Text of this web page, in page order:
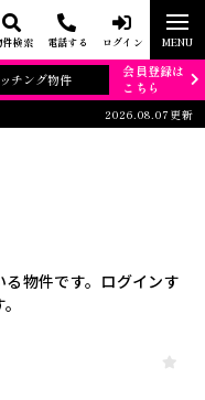
件検索 電話する ログイン MENU
チング物件
会員登録は
こちら
2026.08.07更新
物件です。ログインす